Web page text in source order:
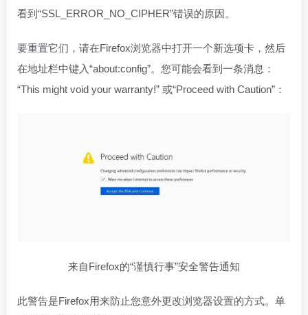
看到“SSL_ERROR_NO_CIPHER”错误的原因。
要重置它们，请在Firefox浏览器中打开一个新选项卡，然后
在地址栏中键入“about:config”。您可能会看到一条消息：
“This might void your warranty!” 或“Proceed with Caution”：
来自Firefox的“谨慎行事”安全警告通知
此警告是Firefox用来防止您意外更改浏览器设置的方式。单